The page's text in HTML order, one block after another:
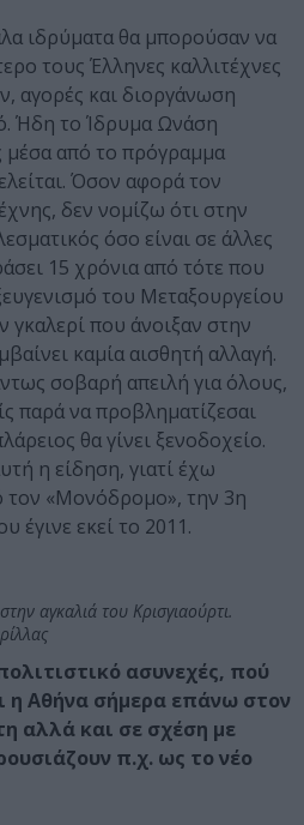
ιδρύματα θα μπορούσαν να
τους Έλληνες καλλιτέχνες
αγορές και διοργάνωση
Ήδη το Ίδρυμα Ωνάση
μέσα από το πρόγραμμα
Όσον αφορά τον
δεν νομίζω ότι στην
όσο είναι σε άλλες
15 χρόνια από τότε που
του Μεταξουργείου
που άνοιξαν στην
καμία αισθητή αλλαγή.
σοβαρή απειλή για όλους,
παρά να προβληματίζεσαι
θα γίνει ξενοδοχείο.
η είδηση, γιατί έχω
τον «Μονόδρομο», την 3η
έγινε εκεί το 2011.
αγκαλιά του Κρισγιαούρτι.
ασυνεχές, πού
η Αθήνα σήμερα επάνω στον
αλλά και σε σχέση με
π.χ. ως το νέο